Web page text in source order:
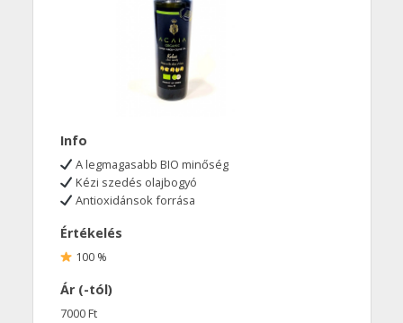
Info
A legmagasabb BIO minőség
Kézi szedés olajbogyó
Antioxidánsok forrása
Értékelés
100 %
Ár (-tól)
7000 Ft